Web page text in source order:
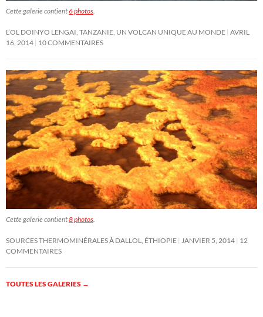
Cette galerie contient6 photos
L’OL DOINYO LENGAI, TANZANIE, UN VOLCAN UNIQUE AU MONDE AVRIL
16, 2014 10 COMMENTAIRES
Cette galerie contient8 photos
SOURCES THERMOMINÉRALES À DALLOL, ÉTHIOPIE JANVIER 5, 2014 12
COMMENTAIRES
TOUTES LES GALERIES →